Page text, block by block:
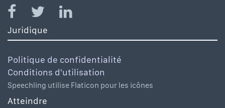
Juridique
Politique de confidentialité
Conditions d'utilisation
Speechling utilise Flaticon pour les icônes
Atteindre